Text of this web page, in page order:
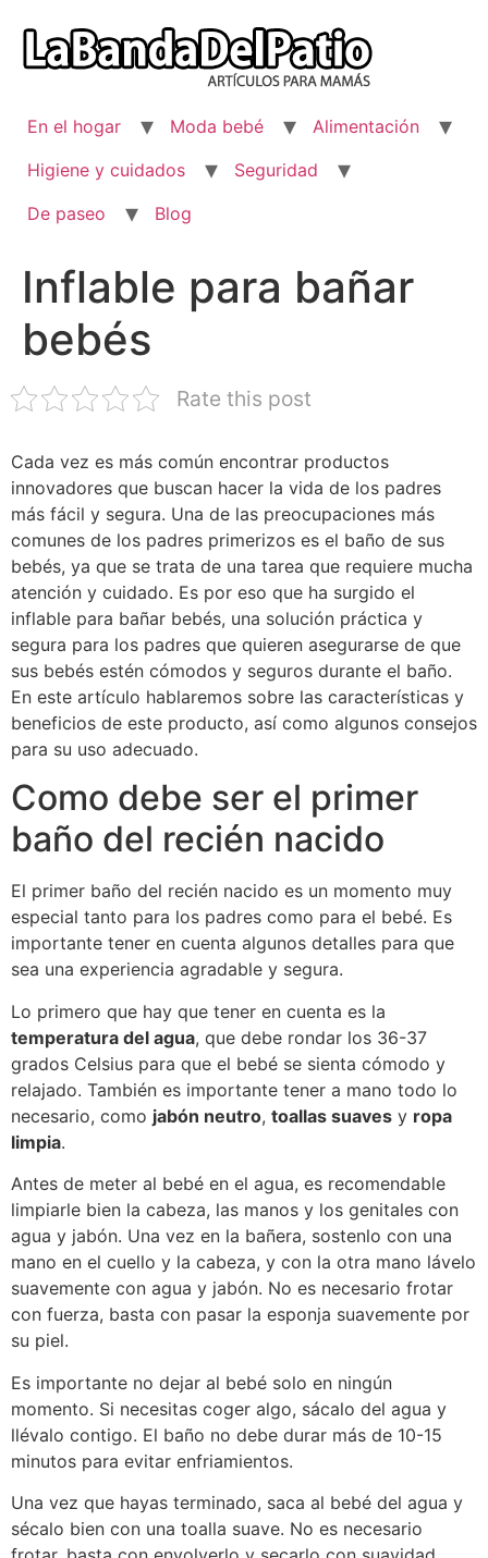
contenido
En el hogar Moda bebé
Alimentación
Higiene y cuidados
Seguridad
De paseo
Blog
Inflable para bañar
bebés
Rate this post
Cada vez es más común encontrar productos
innovadores que buscan hacer la vida de los padres
más fácil y segura. Una de las preocupaciones más
comunes de los padres primerizos es el baño de sus
bebés, ya que se trata de una tarea que requiere mucha
atención y cuidado. Es por eso que ha surgido el
inflable para bañar bebés, una solución práctica y
segura para los padres que quieren asegurarse de que
sus bebés estén cómodos y seguros durante el baño.
En este artículo hablaremos sobre las características y
beneficios de este producto, así como algunos consejos
para su uso adecuado.
Como debe ser el primer
baño del recién nacido
El primer baño del recién nacido es un momento muy
especial tanto para los padres como para el bebé. Es
importante tener en cuenta algunos detalles para que
sea una experiencia agradable y segura.
Lo primero que hay que tener en cuenta es la
temperatura del agua, que debe rondar los 36-37
grados Celsius para que el bebé se sienta cómodo y
relajado. También es importante tener a mano todo lo
necesario, como jabón neutro, toallas suaves y ropa
limpia.
Antes de meter al bebé en el agua, es recomendable
limpiarle bien la cabeza, las manos y los genitales con
agua y jabón. Una vez en la bañera, sostenlo con una
mano en el cuello y la cabeza, y con la otra mano lávelo
suavemente con agua y jabón. No es necesario frotar
con fuerza, basta con pasar la esponja suavemente por
su piel.
Es importante no dejar al bebé solo en ningún
momento. Si necesitas coger algo, sácalo del agua y
llévalo contigo. El baño no debe durar más de 10-15
minutos para evitar enfriamientos.
Una vez que hayas terminado, saca al bebé del agua y
sécalo bien con una toalla suave. No es necesario